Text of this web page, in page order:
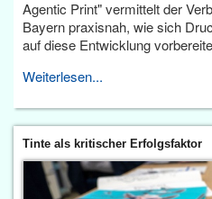
Agentic Print" vermittelt der
Bayern praxisnah, wie sich
auf diese Entwicklung
Weiterlesen...
Tinte als kritischer Erfolgsfaktor